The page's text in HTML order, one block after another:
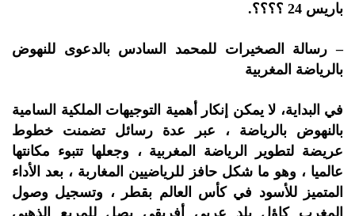
باريس 24 ؟؟؟؟.
– رسالة الصخيرات للمحمد السادس بالدعوى للنهوض
بالرياضة المغربية
في البداية، لا يمكن إنكار أهمية التوجيهات الملكية السامية
بالنهوض بالرياضة ، عبر عدة رسائل تضمنت خطوط
عريضة لتطوير الرياضة المغربية ، وجعلها تتبوء مكانتها
عالميا ، وهو ما شكل حافز للرياضيين المغاربة ، بعد الأداء
المتميز للأسود في كأس العالم بقطر ، وتسجيل وصول
المغرب كاؤل بلد عربي أفريقي يصل للمربع الذهبي